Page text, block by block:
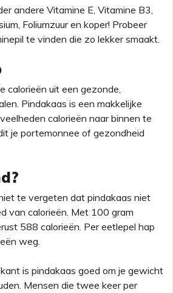
andere Vitamine E, Vitamine B3,
Foliumzuur en koper! Probeer
te vinden die zo lekker smaakt.
calorieën uit een gezonde,
Pindakaas is een makkelijke
calorieën naar binnen te
je portemonnee of gezondheid
te vergeten dat pindakaas niet
van calorieën. Met 100 gram
588 calorieën. Per eetlepel hap
weg.
is pindakaas goed om je gewicht
Mensen die twee keer per